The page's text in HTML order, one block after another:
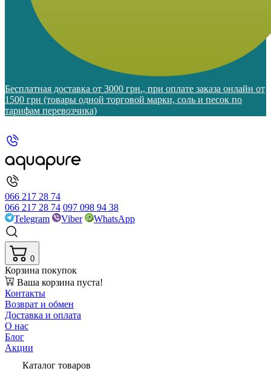
Бесплатная доставка от 3000 грн., при оплате заказа онлайн от
1500 грн (товары одной торговой марки, соль и песок по
тарифам перевозчика)
066 217 28 74
066 217 28 74 097 098 94 38
Telegram
Viber WhatsApp
0
Корзина покупок
Ваша корзина пуста!
Контакты
Возврат и обмен
Доставка и оплата
О нас
Блог
Акции
Каталог товаров